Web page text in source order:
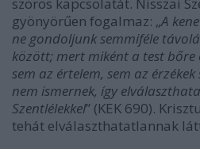
szoros kapcsolatát. Nisszai
gyönyörűen fogalmaz: „A
ne gondoljunk semmiféle
között; mert miként a test bőre
sem az értelem, sem az
nem ismernek, így
Szentlélekkel” (KEK 690).
tehát elválaszthatatlannak